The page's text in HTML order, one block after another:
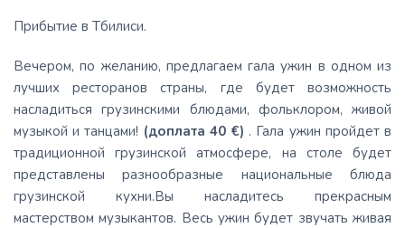
Прибытие в Тбилиси.
Вечером, по желанию, предлагаем гала ужин в одном из
лучших ресторанов страны, где будет возможность
насладиться грузинскими блюдами, фольклором, живой
музыкой и танцами! (доплата 40 €) . Гала ужин пройдет в
традиционной грузинской атмосфере, на столе будет
представлены разнообразные национальные блюда
грузинской кухни.Вы насладитесь прекрасным
мастерством музыкантов. Весь ужин будет звучать живая